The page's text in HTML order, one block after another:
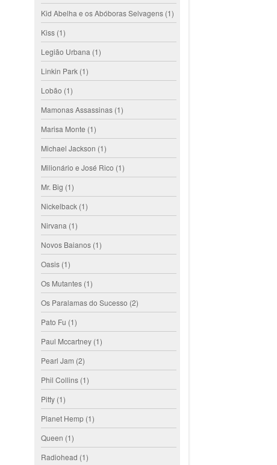
Kid Abelha e os Abóboras Selvagens (1)
Kiss (1)
Legião Urbana (1)
Linkin Park (1)
Lobão (1)
Mamonas Assassinas (1)
Marisa Monte (1)
Michael Jackson (1)
Milionário e José Rico (1)
Mr. Big (1)
Nickelback (1)
Nirvana (1)
Novos Baianos (1)
Oasis (1)
Os Mutantes (1)
Os Paralamas do Sucesso (2)
Pato Fu (1)
Paul Mccartney (1)
Pearl Jam (2)
Phil Collins (1)
Pitty (1)
Planet Hemp (1)
Queen (1)
Radiohead (1)